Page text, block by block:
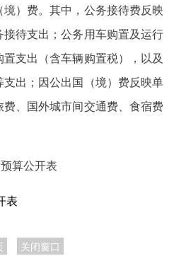
）费。其中，公务接待费反映
待支出；公务用车购置及运行
支出（含车辆购置税），以及
出；因公出国（境）费反映单
、国外城市间交通费、食宿费
算公开表
表
关闭窗口